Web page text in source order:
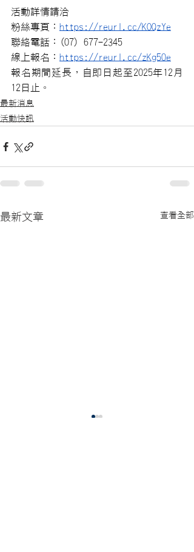
活動詳情請洽
粉絲專頁： https://reurl.cc/KOQzYe
聯絡電話：(07)
677-2345
線上報名： https://reurl.cc/zKg50e
報名期間延長，自即日起至2025年12月
12日止。
最新消息
活動快訊
最新文章 查看全部